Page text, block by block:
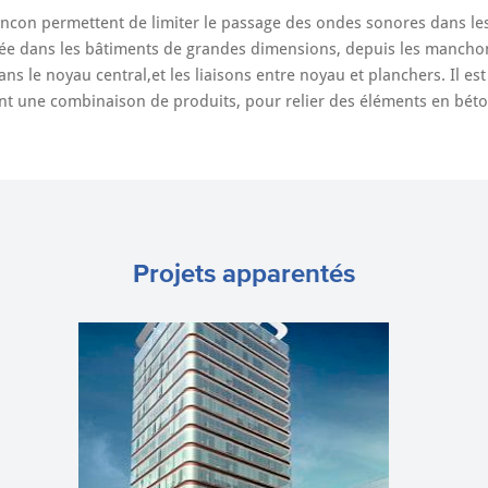
permettent de limiter le passage des ondes sonores dans
dans les bâtiments de grandes dimensions, depuis les
le noyau central,et les liaisons entre noyau et planchers. Il
une combinaison de produits, pour relier des éléments en
Projets apparentés